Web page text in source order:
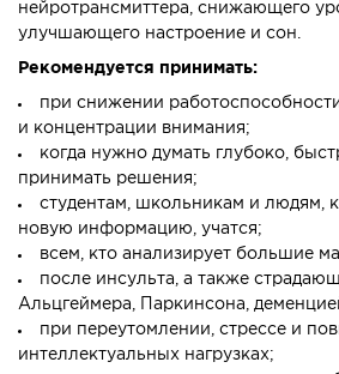
нейротрансмиттера, снижающего
улучшающего настроение и сон.
Рекомендуется принимать:
при снижении
и концентрации внимания;
когда нужно думать глубоко,
принимать решения;
студентам, школьникам и людям,
новую информацию, учатся;
всем, кто анализирует большие
после инсульта, а также
Альцгеймера, Паркинсона,
при переутомлении, стрессе и
интеллектуальных нагрузках;